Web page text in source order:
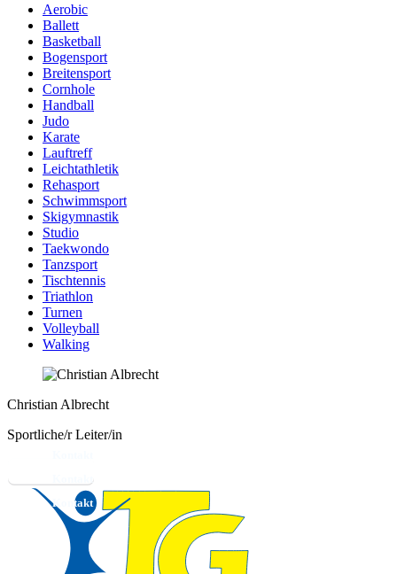
Aerobic
Ballett
Basketball
Bogensport
Breitensport
Cornhole
Handball
Judo
Karate
Lauftreff
Leichtathletik
Rehasport
Schwimmsport
Skigymnastik
Studio
Taekwondo
Tanzsport
Tischtennis
Triathlon
Turnen
Volleyball
Walking
Christian Albrecht
Sportliche/r Leiter/in